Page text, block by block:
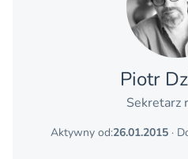
Piotr
Sekretarz
Aktywny od:26.01.2015 ·